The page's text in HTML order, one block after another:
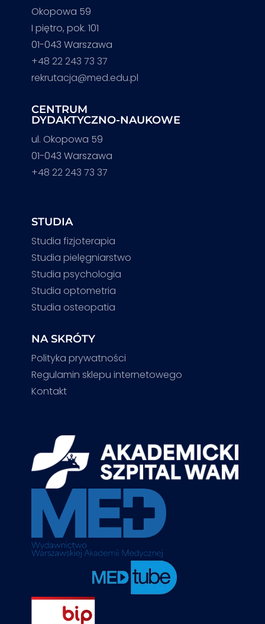
Okopowa 59
I piętro, pok. 101
01-043 Warszawa
+48 22 243 73 37
rekrutacja@med.edu.pl
CENTRUM
DYDAKTYCZNO-NAUKOWE
ul. Okopowa 59
01-043 Warszawa
+48 22 243 73 37
STUDIA
Studia fizjoterapia
Studia pielęgniarstwo
Studia psychologia
Studia optometria
Studia osteopatia
NA SKRÓTY
Polityka prywatności
Regulamin sklepu internetowego
Kontakt